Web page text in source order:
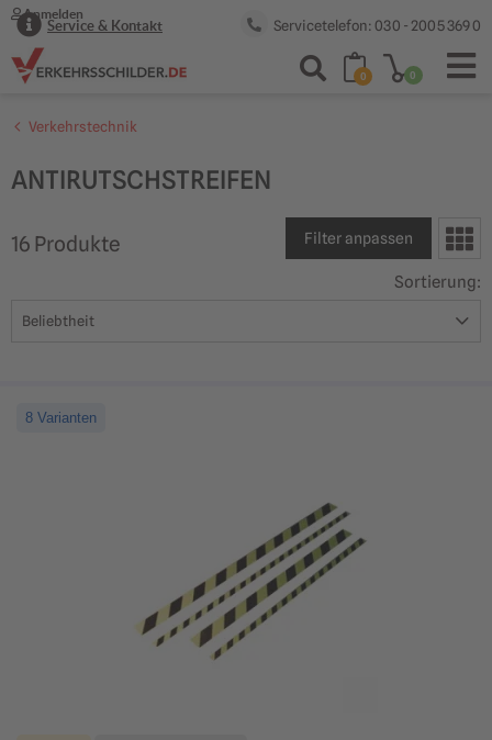
Servicetelefon: 030 - 2005 369 0
Service & Kontakt
Anmelden
0 0
Verkehrstechnik
ANTIRUTSCHSTREIFEN
16 Produkte
Sortierung:
Filter anpassen
8 Varianten